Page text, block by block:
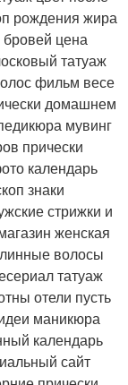
рождения жира
цена
татуаж
фильм весе
домашнем
мувинг
прически
календарь
знаки
стрижки и
женская
волосы
татуаж
отели пусть
маникюра
календарь
сайт